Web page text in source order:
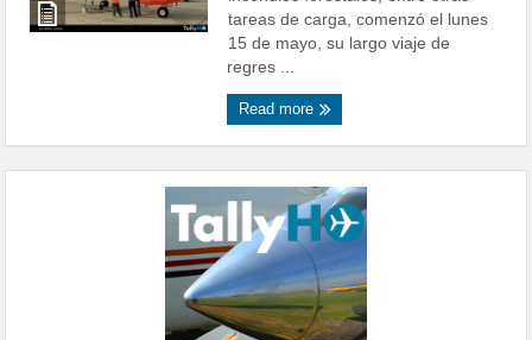
tareas de carga, comenzó el lunes
15 de mayo, su largo viaje de
regres ...
Read more